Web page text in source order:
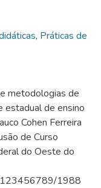
, Práticas de
metodologias de
estadual de ensino
Cohen Ferreira
de Curso
do Oeste do
123456789/1988